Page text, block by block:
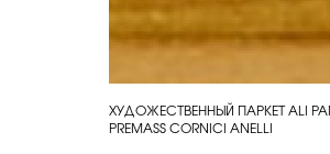
КУПИТЬ
ХУДОЖЕСТВЕННЫЙ ПАРКЕТ ALI
PREMASS CORNICI ANELLI